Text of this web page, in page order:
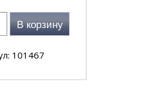
В корзину
101467